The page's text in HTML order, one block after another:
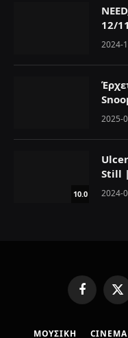
12/
2024-
2025-
10.0
Still
2024-
F
X
w
ΜΟΥΣΙΚΗ CINEMA